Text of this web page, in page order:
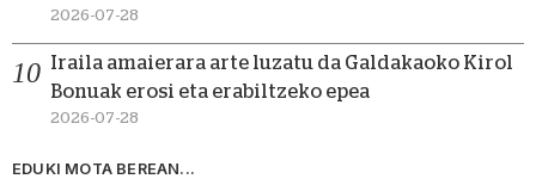
2026-07-28
Iraila amaierara arte luzatu da Galdakaoko Kirol
Bonuak erosi eta erabiltzeko epea
2026-07-28
EDUKI MOTA BEREAN...